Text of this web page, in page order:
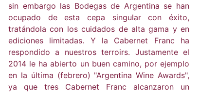
sin embargo las Bodegas de Argentina se han
ocupado de esta cepa singular con éxito,
tratándola con los cuidados de alta gama y en
ediciones limitadas. Y la Cabernet Franc ha
respondido a nuestros terroirs. Justamente el
2014 le ha abierto un buen camino, por ejemplo
en la última (febrero) "Argentina Wine Awards",
ya que tres Cabernet Franc alcanzaron un